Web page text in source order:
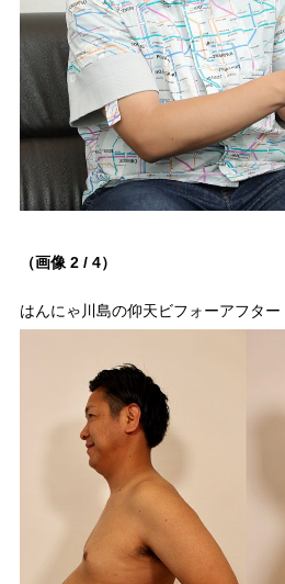
（画像 2 / 4）
はんにゃ川島の仰天ビフォーアフター